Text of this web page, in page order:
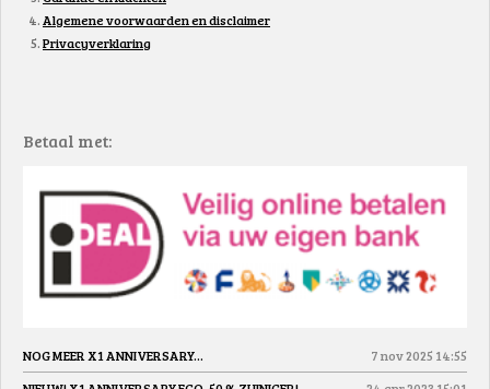
Algemene voorwaarden en disclaimer
Privacyverklaring
Betaal met:
NOG MEER X1 ANNIVERSARY... 7 nov 2025 14:55